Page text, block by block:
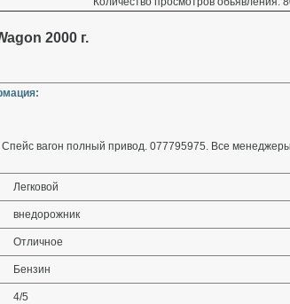
2000 г.
вагон полный привод. 077795975. Все
Легковой
внедорожник
Отличное
Бензин
4/5